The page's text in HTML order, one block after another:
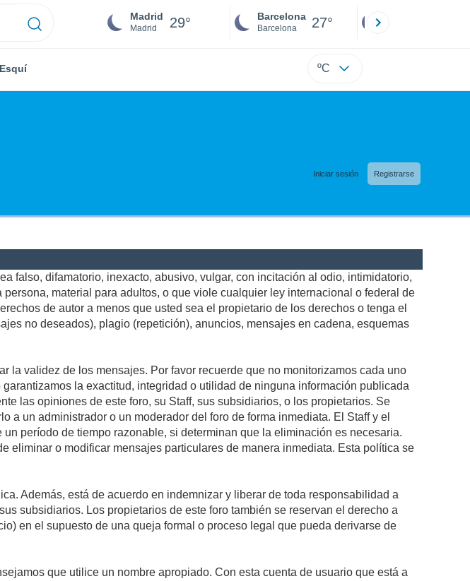
Madrid
Madrid 29° Barcelona
Barcelona 27°
Esquí ºC
Iniciar sesión Registrarse
falso, difamatorio, inexacto, abusivo, vulgar, con incitación al odio, intimidatorio,
material para adultos, o que viole cualquier ley internacional o federal de
de autor a menos que usted sea el propietario de los derechos o tenga el
no deseados), plagio (repetición), anuncios, mensajes en cadena, esquemas
la validez de los mensajes. Por favor recuerde que no monitorizamos cada uno
la exactitud, integridad o utilidad de ninguna información publicada
las opiniones de este foro, su Staff, sus subsidiarios, o los propietarios. Se
un administrador o un moderador del foro de forma inmediata. El Staff y el
período de tiempo razonable, si determinan que la eliminación es necesaria.
eliminar o modificar mensajes particulares de manera inmediata. Esta política se
Además, está de acuerdo en indemnizar y liberar de toda responsabilidad a
subsidiarios. Los propietarios de este foro también se reservan el derecho a
en el supuesto de una queja formal o proceso legal que pueda derivarse de
que utilice un nombre apropiado. Con esta cuenta de usuario que está a